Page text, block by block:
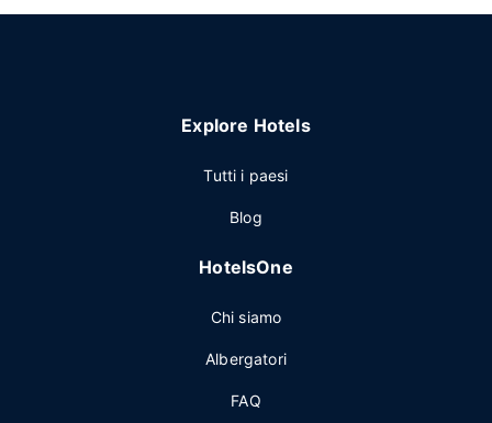
Explore Hotels
Tutti i paesi
Blog
HotelsOne
Chi siamo
Albergatori
FAQ